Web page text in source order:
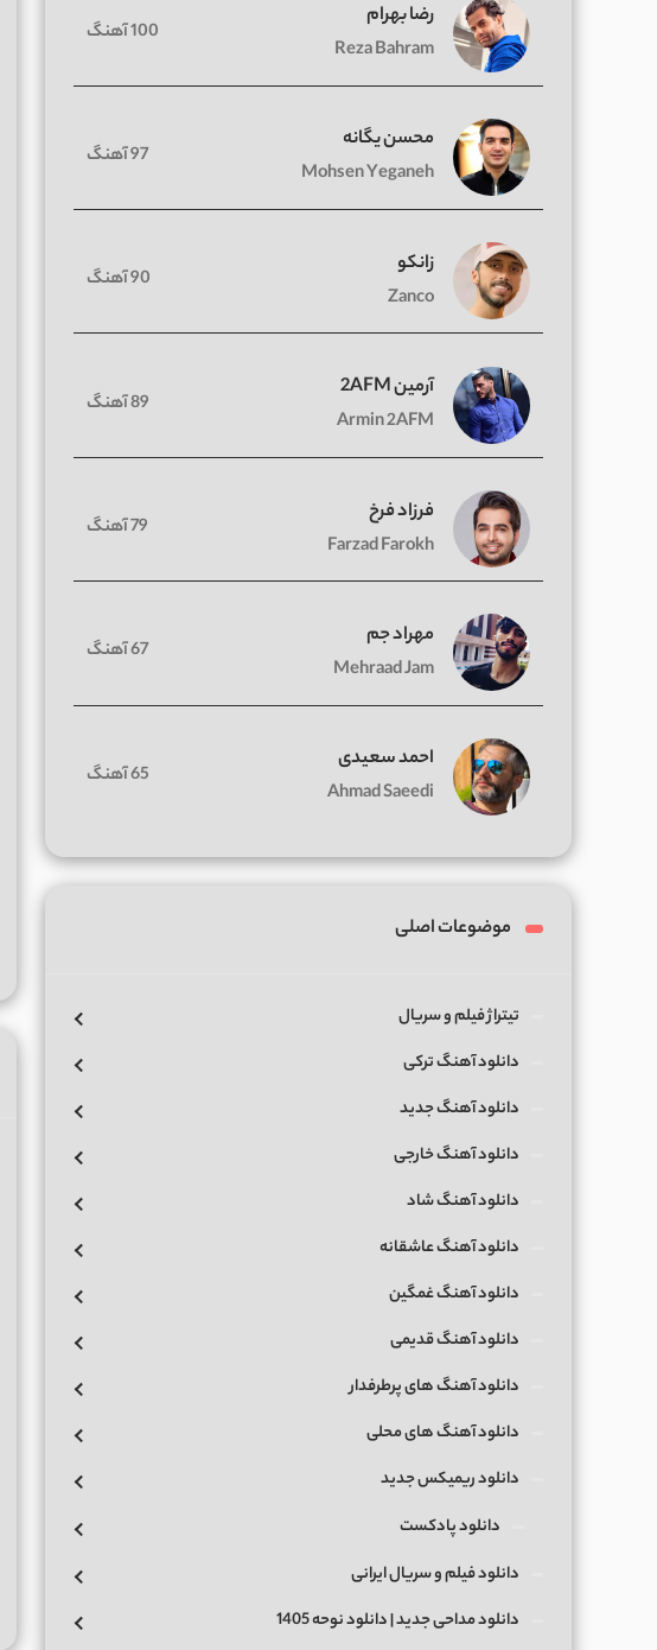
رضا بهرام
Reza Bahram
100 آهنگ
محسن یگانه
Mohsen Yeganeh
97 آهنگ
زانکو
Zanco
90 آهنگ
آرمین 2AFM
Armin 2AFM
89 آهنگ
فرزاد فرخ
Farzad Farokh
79 آهنگ
مهراد جم
Mehraad Jam
67 آهنگ
احمد سعیدی
Ahmad Saeedi
65 آهنگ
موضوعات اصلی
تیتراژ فیلم و سریال
دانلود آهنگ ترکی
دانلود آهنگ جدید
دانلود آهنگ خارجی
دانلود آهنگ شاد
دانلود آهنگ عاشقانه
دانلود آهنگ غمگین
دانلود آهنگ قدیمی
دانلود آهنگ های پرطرفدار
دانلود آهنگ های محلی
دانلود ریمیکس جدید
دانلود پادکست
دانلود فیلم و سریال ایرانی
دانلود مداحی جدید | دانلود نوحه 1405